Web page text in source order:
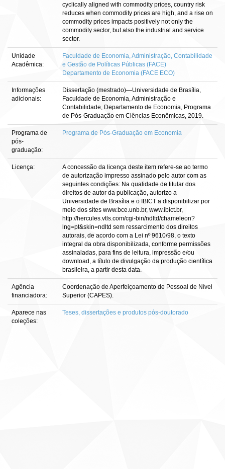
cyclically aligned with commodity prices, country risk
reduces when commodity prices are high, and a rise on
commodity prices impacts positively not only the
commodity sector, but also the industrial and service
sector.
Unidade
Acadêmica:
Faculdade de Economia, Administração, Contabilidade
e Gestão de Políticas Públicas (FACE)
Departamento de Economia (FACE ECO)
Informações
adicionais:
Dissertação (mestrado)—Universidade de Brasília,
Faculdade de Economia, Administração e
Contabilidade, Departamento de Economia, Programa
de Pós-Graduação em Ciências Econômicas, 2019.
Programa de
pós-
graduação:
Programa de Pós-Graduação em Economia
Licença:
A concessão da licença deste item refere-se ao termo
de autorização impresso assinado pelo autor com as
seguintes condições: Na qualidade de titular dos
direitos de autor da publicação, autorizo a
Universidade de Brasília e o IBICT a disponibilizar por
meio dos sites www.bce.unb.br, www.ibict.br,
http://hercules.vtls.com/cgi-bin/ndltd/chameleon?
lng=pt&skin=ndltd sem ressarcimento dos direitos
autorais, de acordo com a Lei nº 9610/98, o texto
integral da obra disponibilizada, conforme permissões
assinaladas, para fins de leitura, impressão e/ou
download, a título de divulgação da produção científica
brasileira, a partir desta data.
Agência
financiadora:
Coordenação de Aperfeiçoamento de Pessoal de Nível
Superior (CAPES).
Aparece nas
coleções:
Teses, dissertações e produtos pós-doutorado